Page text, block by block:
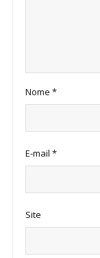
Nome *
E-mail *
Site